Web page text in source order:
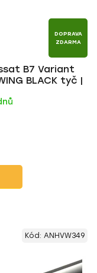
DOPRAVA
ZDARMA
B7 Variant
BLACK tyč |
Kód: ANHVW349